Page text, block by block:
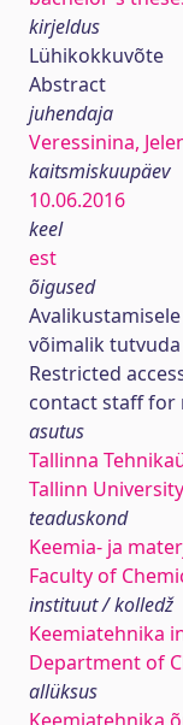
kirjeldus
Lühikokkuvõte
Abstract
juhendaja
Veressinina,
kaitsmiskuupäev
10.06.2016
keel
est
õigused
võimalik
Restricted
contact staff
asutus
Tallinna
Tallinn
teaduskond
Keemia- ja
Faculty of
instituut / kolledž
Keemiatehnika
Department of
allüksus